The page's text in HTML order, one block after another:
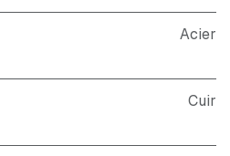
Acier
Cuir